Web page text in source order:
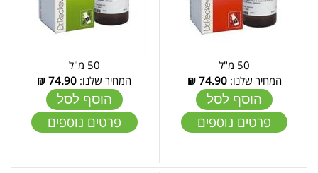
50 מ"ל
המחיר שלנו:74.90
₪
הוסף לסל
פרטים נוספים
50 מ"ל
המחיר שלנו: 74.90
₪
הוסף לסל
פרטים נוספים